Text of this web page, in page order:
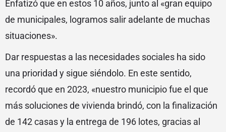
Enfatizó que en estos 10 años, junto al «gran equipo
de municipales, logramos salir adelante de muchas
situaciones».
Dar respuestas a las necesidades sociales ha sido
una prioridad y sigue siéndolo. En este sentido,
recordó que en 2023, «nuestro municipio fue el que
más soluciones de vivienda brindó, con la finalización
de 142 casas y la entrega de 196 lotes, gracias al